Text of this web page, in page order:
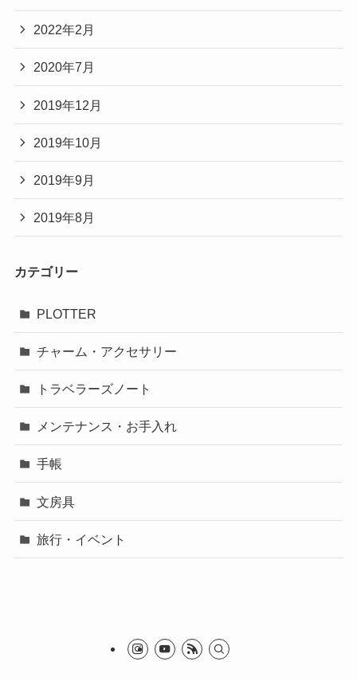
2022年2月
2020年7月
2019年12月
2019年10月
2019年9月
2019年8月
カテゴリー
PLOTTER
チャーム・アクセサリー
トラベラーズノート
メンテナンス・お手入れ
手帳
文房具
旅行・イベント